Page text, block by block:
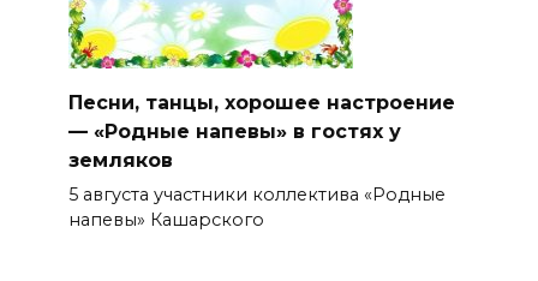
Песни, танцы, хорошее настроение
— «Родные напевы» в гостях у
земляков
5 августа участники коллектива «Родные
напевы» Кашарского